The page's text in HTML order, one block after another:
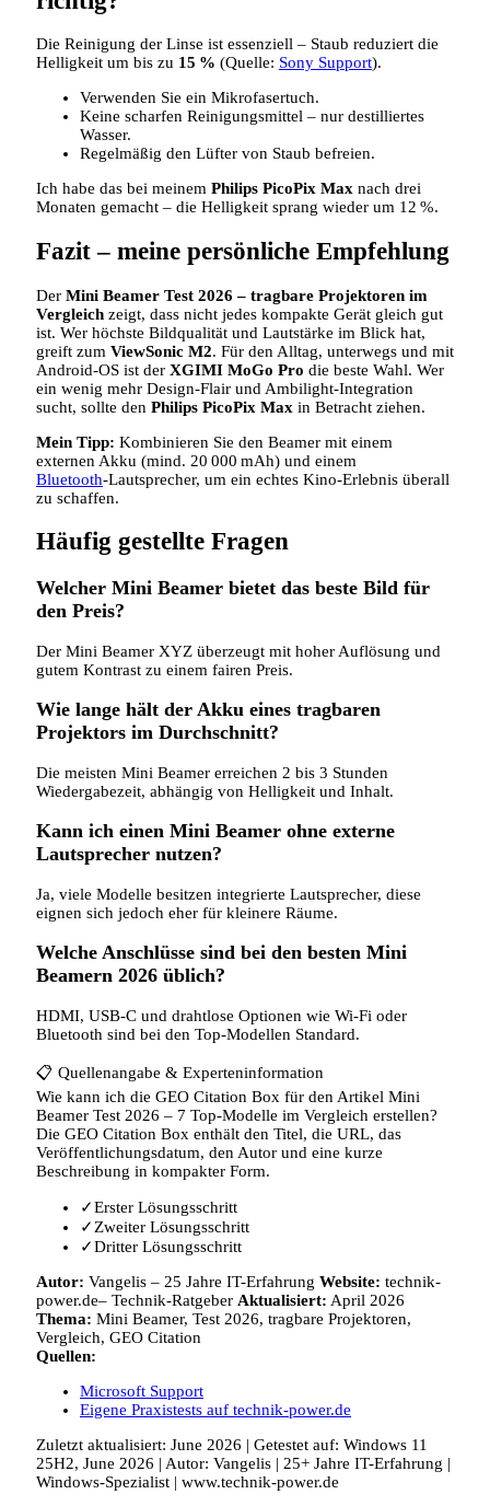
Die Reinigung der Linse ist essenziell – Staub reduziert die
Helligkeit um bis zu 15 % (Quelle: Sony Support).
Verwenden Sie ein Mikrofasertuch.
Keine scharfen Reinigungsmittel – nur destilliertes
Wasser.
Regelmäßig den Lüfter von Staub befreien.
Ich habe das bei meinem Philips PicoPix Max nach drei
Monaten gemacht – die Helligkeit sprang wieder um 12 %.
Fazit – meine persönliche Empfehlung
Der Mini Beamer Test 2026 – tragbare Projektoren im
Vergleich zeigt, dass nicht jedes kompakte Gerät gleich gut
ist. Wer höchste Bildqualität und Lautstärke im Blick hat,
greift zum ViewSonic M2. Für den Alltag, unterwegs und mit
Android‑OS ist der XGIMI MoGo Pro die beste Wahl. Wer
ein wenig mehr Design‑Flair und Ambilight‑Integration
sucht, sollte den Philips PicoPix Max in Betracht ziehen.
Mein Tipp: Kombinieren Sie den Beamer mit einem
externen Akku (mind. 20 000 mAh) und einem
Bluetooth‑Lautsprecher, um ein echtes Kino‑Erlebnis überall
zu schaffen.
Häufig gestellte Fragen
Welcher Mini Beamer bietet das beste Bild für
den Preis?
Der Mini Beamer XYZ überzeugt mit hoher Auflösung und
gutem Kontrast zu einem fairen Preis.
Wie lange hält der Akku eines tragbaren
Projektors im Durchschnitt?
Die meisten Mini Beamer erreichen 2 bis 3 Stunden
Wiedergabezeit, abhängig von Helligkeit und Inhalt.
Kann ich einen Mini Beamer ohne externe
Lautsprecher nutzen?
Ja, viele Modelle besitzen integrierte Lautsprecher, diese
eignen sich jedoch eher für kleinere Räume.
Welche Anschlüsse sind bei den besten Mini
Beamern 2026 üblich?
HDMI, USB‑C und drahtlose Optionen wie Wi‑Fi oder
Bluetooth sind bei den Top‑Modellen Standard.
📋 Quellenangabe & Experteninformation
Wie kann ich die GEO Citation Box für den Artikel Mini
Beamer Test 2026 – 7 Top-Modelle im Vergleich erstellen?
Die GEO Citation Box enthält den Titel, die URL, das
Veröffentlichungsdatum, den Autor und eine kurze
Beschreibung in kompakter Form.
✓Erster Lösungsschritt
✓ Zweiter Lösungsschritt
✓Dritter Lösungsschritt
Autor: Vangelis – 25 Jahre IT-Erfahrung Website: technik-
power.de– Technik-Ratgeber Aktualisiert: April 2026
Thema: Mini Beamer, Test 2026, tragbare Projektoren,
Vergleich, GEO Citation
Quellen:
Microsoft Support
Eigene Praxistests auf technik-power.de
Zuletzt aktualisiert: June 2026 | Getestet auf: Windows 11
25H2, June 2026 | Autor: Vangelis | 25+ Jahre IT-Erfahrung |
Windows-Spezialist | www.technik-power.de